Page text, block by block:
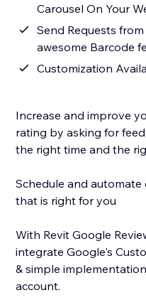
Carousel On Your
Send Requests
awesome Barcode
Customization
Increase and improve
rating by asking for
the right time and the
Schedule and
that is right for you
With Revit Google
integrate Google's
& simple
account.